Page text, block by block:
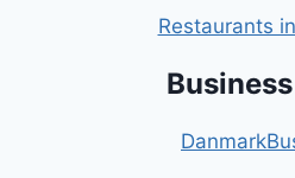
Restaurants